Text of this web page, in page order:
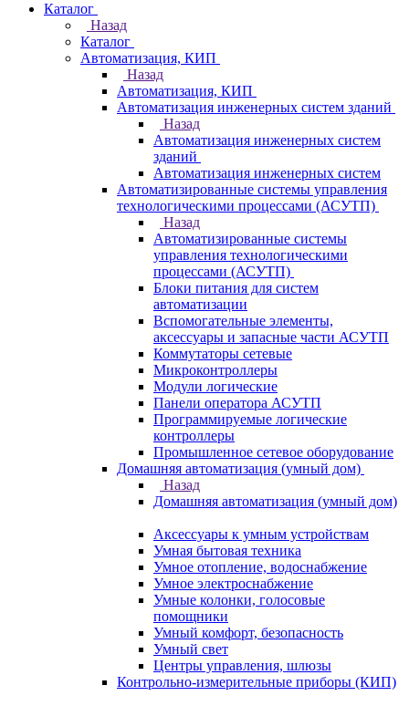
Каталог
Назад
Каталог
Автоматизация, КИП
Назад
Автоматизация, КИП
Автоматизация инженерных систем зданий
Назад
Автоматизация инженерных систем
зданий
Автоматизация инженерных систем
Автоматизированные системы управления
технологическими процессами (АСУТП)
Назад
Автоматизированные системы
управления технологическими
процессами (АСУТП)
Блоки питания для систем
автоматизации
Вспомогательные элементы,
аксессуары и запасные части АСУТП
Коммутаторы сетевые
Микроконтроллеры
Модули логические
Панели оператора АСУТП
Программируемые логические
контроллеры
Промышленное сетевое оборудование
Домашняя автоматизация (умный дом)
Назад
Домашняя автоматизация (умный дом)
Аксессуары к умным устройствам
Умная бытовая техника
Умное отопление, водоснабжение
Умное электроснабжение
Умные колонки, голосовые
помощники
Умный комфорт, безопасность
Умный свет
Центры управления, шлюзы
Контрольно-измерительные приборы (КИП)